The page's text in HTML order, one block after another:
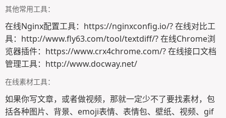
其他常用工具：
在线Nginx配置工具：https://nginxconfig.io/? 在线对比工
具：http://www.fly63.com/tool/textdiff/? 在线Chrome浏
览器插件：https://www.crx4chrome.com/? 在线接口文档
管理工具：http://www.docway.net/
在线素材工具：
如果你写文章，或者做视频，那就一定少不了要找素材，包
括各种图片、背景、emoji表情、表情包、壁纸、视频、gif